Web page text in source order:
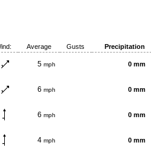
Average Gusts Precipitation
5 mph 0 mm
6 mph 0 mm
6 mph 0 mm
4 mph 0 mm